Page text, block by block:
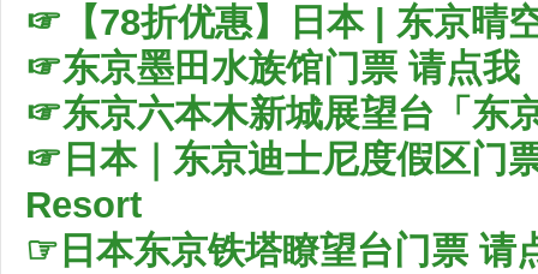
☞ 【78折优惠】日本 | 东京晴
☞东京墨田水族馆门票 请点我
☞东京六本木新城展望台「东
☞日本｜东京迪士尼度假区门
Resort
☞日本东京铁塔瞭望台门票 请